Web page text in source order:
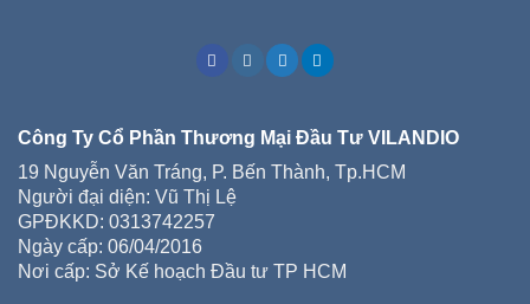
Công Ty Cổ Phần Thương Mại Đầu Tư VILANDIO
19 Nguyễn Văn Tráng, P. Bến Thành, Tp.HCM
Người đại diện: Vũ Thị Lệ
GPĐKKD: 0313742257
Ngày cấp: 06/04/2016
Nơi cấp: Sở Kế hoạch Đầu tư TP HCM